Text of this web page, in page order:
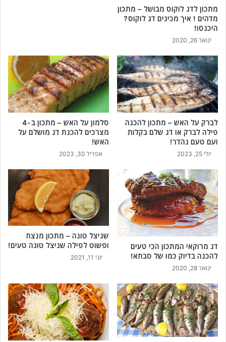
מתכון לדג לוקוס מבושל – מתכון
מדהים ! איך מכינים דג לוקוס?
היכנסו!
ינואר 26, 2020
לברק על האש – מתכון להכנה
פילה לברק או דג שלם בקלות
ועם טעם נהדר!
יולי 25, 2023
סלמון על האש – מתכון ב-4
מצרכים להכנת דג מושלם על
האש!
אפריל 30, 2023
דג מרוקאי המתכון הכי טעים
להכנה בדיוק כמו של סבתא!
ינואר 28, 2020
שניצל טונה – מתכון מנצח
ופשוט לפילה שניצל טונה טעים!
יוני 11, 2021